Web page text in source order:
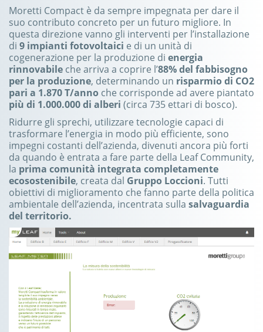
Moretti Compact è da sempre impegnata per dare il
suo contributo concreto per un futuro migliore. In
questa direzione vanno gli interventi per l’installazione
di 9 impianti fotovoltaici e di un unità di
cogenerazione per la produzione di energia
rinnovabile che arriva a coprire l’88% del fabbisogno
per la produzione, determinando un risparmio di CO2
pari a 1.870 T/anno che corrisponde ad avere piantato
più di 1.000.000 di alberi (circa 735 ettari di bosco).
Ridurre gli sprechi, utilizzare tecnologie capaci di
trasformare l’energia in modo più efficiente, sono
impegni costanti dell’azienda, divenuti ancora più forti
da quando è entrata a fare parte della Leaf Community,
la prima comunità integrata completamente
ecosostenibile, creata dal Gruppo Loccioni. Tutti
obiettivi di miglioramento che fanno parte della politica
ambientale dell’azienda, incentrata sulla salvaguardia
del territorio.